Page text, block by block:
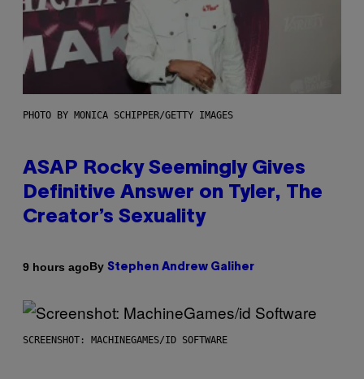
PHOTO BY MONICA SCHIPPER/GETTY IMAGES
ASAP Rocky Seemingly Gives
Definitive Answer on Tyler, The
Creator’s Sexuality
9 hours agoBy Stephen Andrew Galiher
SCREENSHOT: MACHINEGAMES/ID SOFTWARE